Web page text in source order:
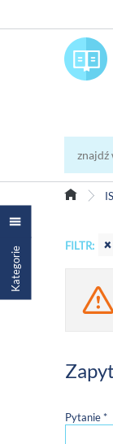
Kategorie FILTR:
Pytanie *